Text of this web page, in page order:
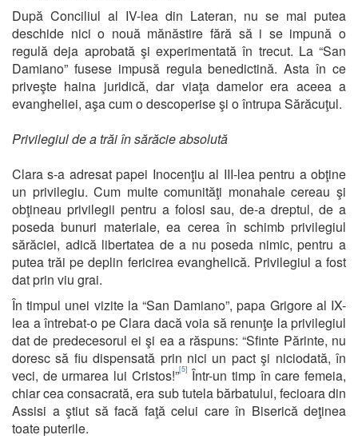
După Conciliul al IV-lea din Lateran, nu se mai putea
deschide nici o nouă mănăstire fără să i se impună o
regulă deja aprobată şi experimentată în trecut. La “San
Damiano” fusese impusă regula benedictină. Asta în ce
priveşte haina juridică, dar viaţa damelor era aceea a
evangheliei, aşa cum o descoperise şi o întrupa Sărăcuţul.
Privilegiul de a trăi în sărăcie absolută
Clara s-a adresat papei Inocenţiu al III-lea pentru a obţine
un privilegiu. Cum multe comunităţi monahale cereau şi
obţineau privilegii pentru a folosi sau, de-a dreptul, de a
poseda bunuri materiale, ea cerea în schimb privilegiul
sărăciei, adică libertatea de a nu poseda nimic, pentru a
putea trăi pe deplin fericirea evanghelică. Privilegiul a fost
dat prin viu grai.
În timpul unei vizite la “San Damiano”, papa Grigore al IX-
lea a întrebat-o pe Clara dacă voia să renunţe la privilegiul
dat de predecesorul ei şi ea a răspuns: “Sfinte Părinte, nu
doresc să fiu dispensată prin nici un pact şi niciodată, în
veci, de urmarea lui Cristos!”[5] Într-un timp în care femeia,
chiar cea consacrată, era sub tutela bărbatului, fecioara din
Assisi a ştiut să facă faţă celui care în Biserică deţinea
toate puterile.